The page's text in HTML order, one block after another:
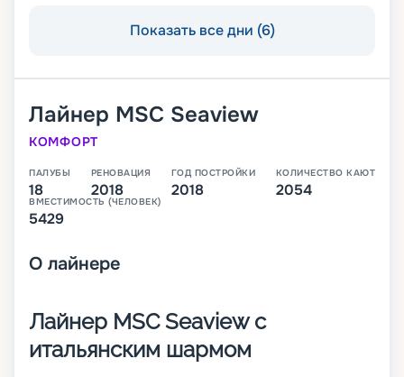
Показать все дни (6)
Лайнер MSC Seaview
КОМФОРТ
ПАЛУБЫ
18
РЕНОВАЦИЯ
2018
ГОД ПОСТРОЙКИ
2018
КОЛИЧЕСТВО КАЮТ
2054
ВМЕСТИМОСТЬ (ЧЕЛОВЕК)
5429
О лайнере
Лайнер MSC Seaview с
итальянским шармом